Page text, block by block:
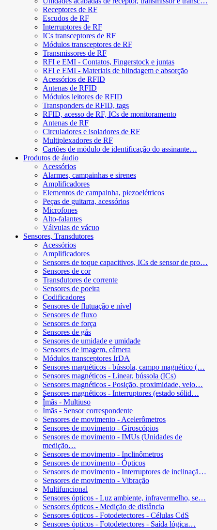
Receptores de RF
Escudos de RF
Interruptores de RF
ICs transceptores de RF
Módulos transceptores de RF
Transmissores de RF
RFI e EMI - Contatos, Fingerstock e juntas
RFI e EMI - Materiais de blindagem e absorção
Acessórios de RFID
Antenas de RFID
Módulos leitores de RFID
Transponders de RFID, tags
RFID, acesso de RF, ICs de monitoramento
Antenas de RF
Circuladores e isoladores de RF
Multiplexadores de RF
Cartões de módulo de identificação do assinante…
Produtos de áudio
Acessórios
Alarmes, campainhas e sirenes
Amplificadores
Elementos de campainha, piezoelétricos
Peças de guitarra, acessórios
Microfones
Alto-falantes
Válvulas de vácuo
Sensores, Transdutores
Acessórios
Amplificadores
Sensores de toque capacitivos, ICs de sensor de pro…
Sensores de cor
Transdutores de corrente
Sensores de poeira
Codificadores
Sensores de flutuação e nível
Sensores de fluxo
Sensores de força
Sensores de gás
Sensores de umidade e umidade
Sensores de imagem, câmera
Módulos transceptores IrDA
Sensores magnéticos - bússola, campo magnético (…
Sensores magnéticos - Linear, bússola (ICs)
Sensores magnéticos - Posição, proximidade, velo…
Sensores magnéticos - Interruptores (estado sólid…
Ímãs - Multiuso
Ímãs - Sensor correspondente
Sensores de movimento - Acelerômetros
Sensores de movimento - Giroscópios
Sensores de movimento - IMUs (Unidades de
medição…
Sensores de movimento - Inclinômetros
Sensores de movimento - Ópticos
Sensores de movimento - Interruptores de inclinaçã…
Sensores de movimento - Vibração
Multifuncional
Sensores ópticos - Luz ambiente, infravermelho, se…
Sensores ópticos - Medição de distância
Sensores ópticos - Fotodetectores - Células CdS
Sensores ópticos - Fotodetectores - Saída lógica…